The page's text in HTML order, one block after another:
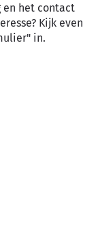
en het contact
Kijk even
in.